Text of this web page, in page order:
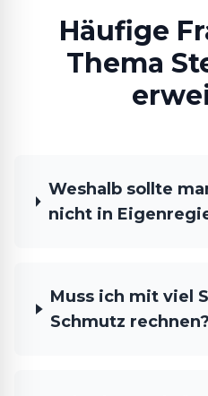
Häufige
Thema
Weshalb sollte
nicht in
Muss ich mit viel
Schmutz rechnen?